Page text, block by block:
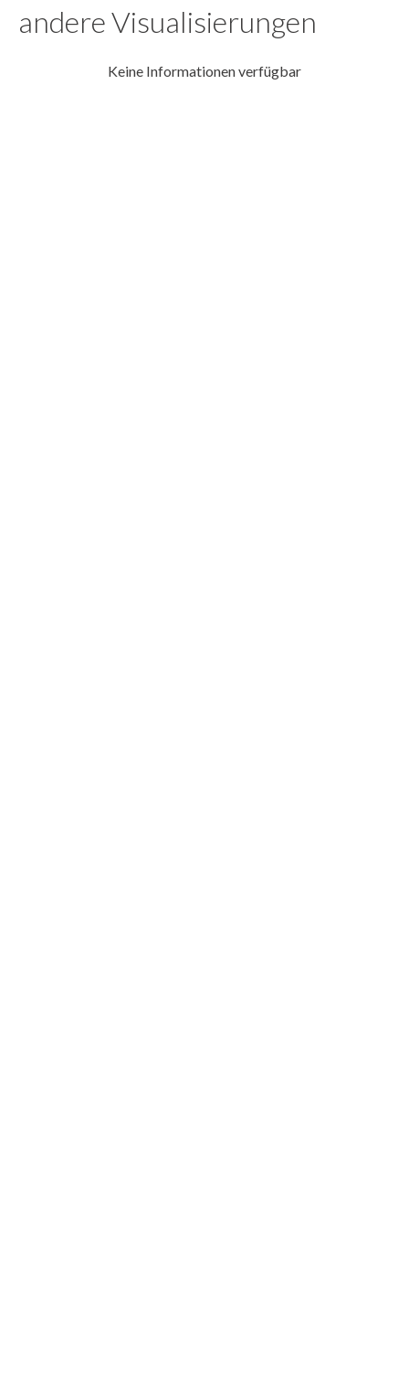
andere Visualisierungen
Keine Informationen verfügbar